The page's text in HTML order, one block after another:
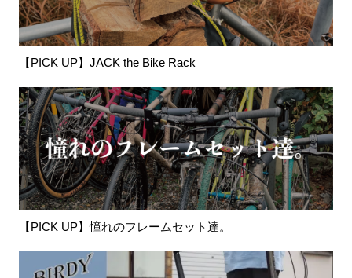
【PICK UP】JACK the Bike Rack
【PICK UP】憧れのフレームセット達。